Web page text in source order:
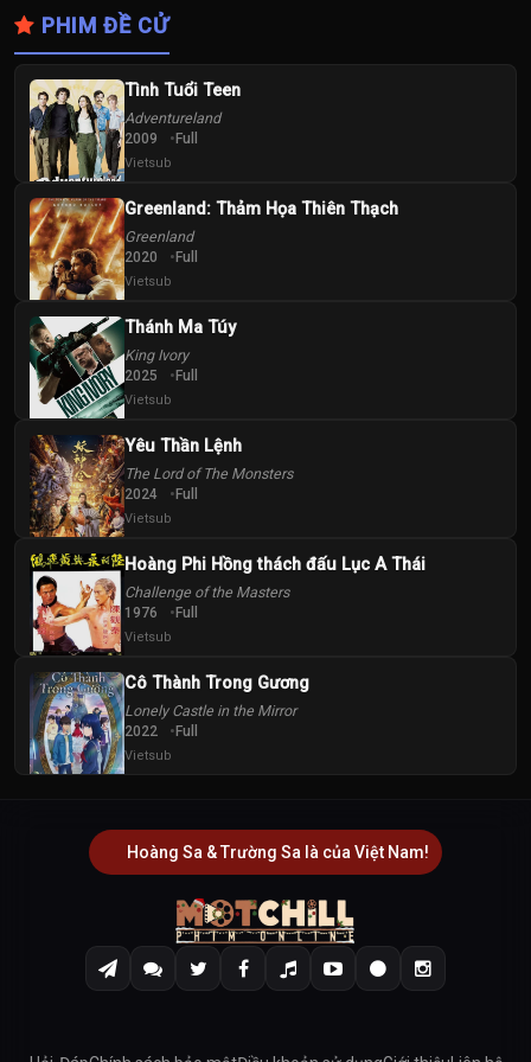
PHIM ĐỀ CỬ
Tình Tuổi Teen
Adventureland
2009 Full
Vietsub
Greenland: Thảm Họa Thiên Thạch
Greenland
2020 Full
Vietsub
Thánh Ma Túy
King Ivory
2025 Full
Vietsub
Yêu Thần Lệnh
The Lord of The Monsters
2024 Full
Vietsub
Hoàng Phi Hồng thách đấu Lục A Thái
Challenge of the Masters
1976 Full
Vietsub
Cô Thành Trong Gương
Lonely Castle in the Mirror
2022 Full
Vietsub
Hoàng Sa & Trường Sa là của Việt Nam!